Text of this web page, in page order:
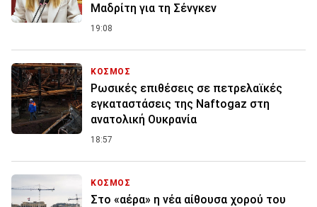
Μαδρίτη για τη Σένγκεν
19:08
ΚΟΣΜΟΣ
Ρωσικές επιθέσεις σε πετρελαϊκές
εγκαταστάσεις της Naftogaz στη
ανατολική Ουκρανία
18:57
ΚΟΣΜΟΣ
Στο «αέρα» η νέα αίθουσα χορού του